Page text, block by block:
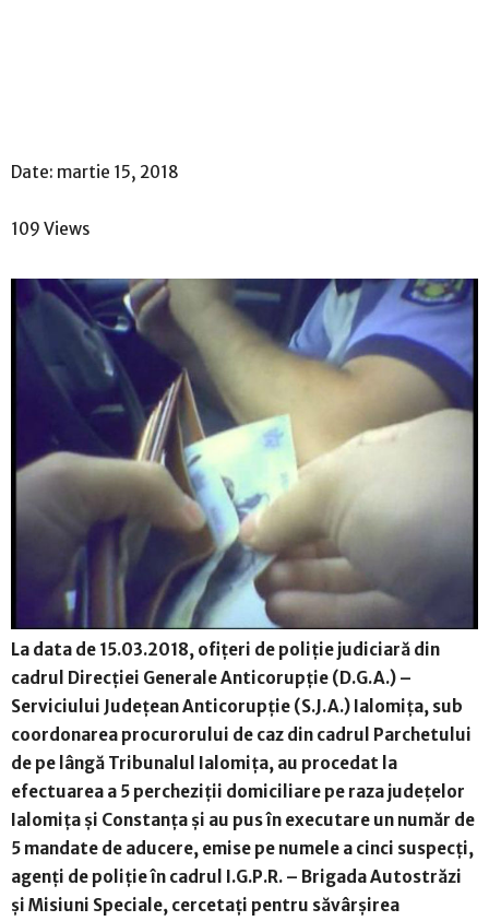
Date: martie 15, 2018
109 Views
La data de 15.03.2018, ofițeri de poliție judiciară din
cadrul Direcției Generale Anticorupție (D.G.A.) –
Serviciului Județean Anticorupție (S.J.A.) Ialomița, sub
coordonarea procurorului de caz din cadrul Parchetului
de pe lângă Tribunalul Ialomița, au procedat la
efectuarea a 5 percheziții domiciliare pe raza județelor
Ialomița și Constanța și au pus în executare un număr de
5 mandate de aducere, emise pe numele a cinci suspecți,
agenți de poliție în cadrul I.G.P.R. – Brigada Autostrăzi
și Misiuni Speciale, cercetați pentru săvârșirea